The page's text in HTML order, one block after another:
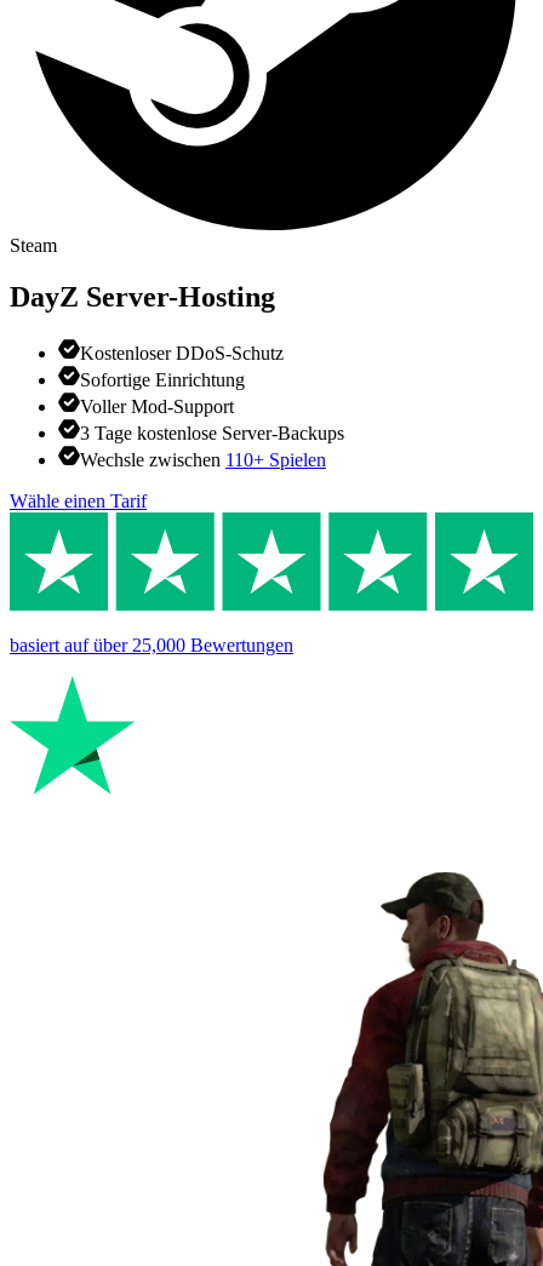
Steam
DayZ Server-Hosting
Kostenloser DDoS-Schutz
Sofortige Einrichtung
Voller Mod-Support
3 Tage kostenlose Server-Backups
Wechsle zwischen 110+ Spielen
Wähle einen Tarif
basiert aufüber 25,000 Bewertungen